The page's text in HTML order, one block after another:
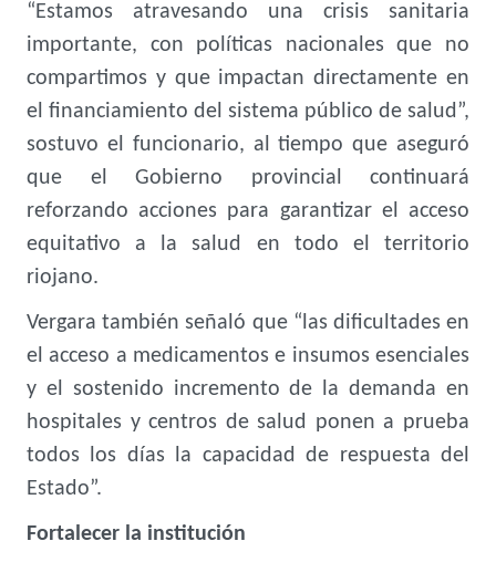
“Estamos atravesando una crisis sanitaria
importante, con políticas nacionales que no
compartimos y que impactan directamente en
el financiamiento del sistema público de salud”,
sostuvo el funcionario, al tiempo que aseguró
que el Gobierno provincial continuará
reforzando acciones para garantizar el acceso
equitativo a la salud en todo el territorio
riojano.
Vergara también señaló que “las dificultades en
el acceso a medicamentos e insumos esenciales
y el sostenido incremento de la demanda en
hospitales y centros de salud ponen a prueba
todos los días la capacidad de respuesta del
Estado”.
Fortalecer la institución